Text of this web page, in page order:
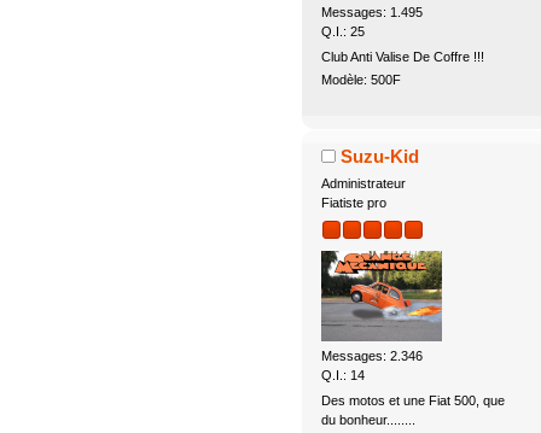
Messages: 1.495
Q.I.: 25
Club Anti Valise De Coffre !!!
Modèle: 500F
Suzu-Kid
Administrateur
Fiatiste pro
Messages: 2.346
Q.I.: 14
Des motos et une Fiat 500, que
du bonheur........